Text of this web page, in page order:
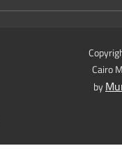
Cairo
by